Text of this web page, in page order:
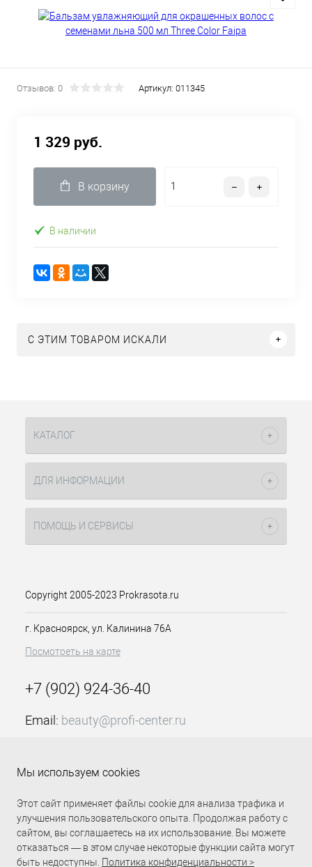
Отзывов: 0 Артикул: 011345
1 329 руб.
В корзину
В наличии
C ЭТИМ ТОВАРОМ ИСКАЛИ
КАТАЛОГ
ДЛЯ ИНФОРМАЦИИ
ПОМОЩЬ И СЕРВИСЫ
Copyright 2005-2023 Prokrasota.ru
г. Красноярск, ул. Калинина 76А
Посмотреть на карте
+7 (902) 924-36-40
Email: beauty@profi-center.ru
Прямая связь Profi Center
Мы используем cookies
Этот сайт применяет файлы cookie для анализа трафика и
улучшения пользовательского опыта. Продолжая работу с
сайтом, вы соглашаетесь на их использование. Вы можете
отказаться — в этом случае некоторые функции сайта могут
быть недоступны. Политика конфиденциальности >